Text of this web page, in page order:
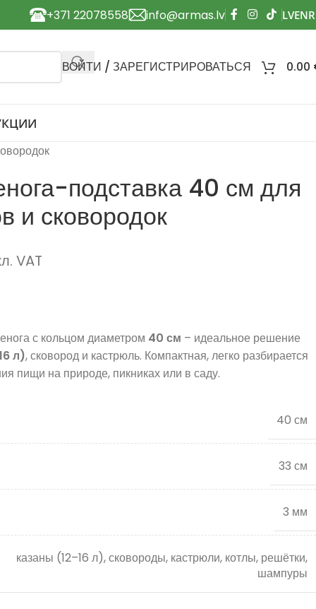
+371 22078558 info@armas.lv
ВОЙТИ / ЗАРЕГИСТРИРОВАТЬСЯ 0.00
подставка 40 см для
и сковородок
VAT
с кольцом диаметром 40 см – идеальное решение
л), сковород и кастрюль. Компактная, легко разбирается
пищи на природе, пикниках или в саду.
40 см
33 см
3 мм
казаны (12–16 л), сковороды, кастрюли, котлы, решётки,
шампуры